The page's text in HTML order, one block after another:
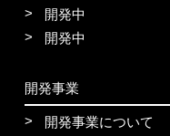
開発中
開発中
開発事業
開発事業について